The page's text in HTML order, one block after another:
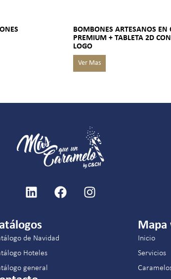
BOMBONES ARTESANOS EN
PREMIUM + TABLETA 2D
LOGO
de Navidad
Hoteles
general
Mapa
Inicio
Servicios